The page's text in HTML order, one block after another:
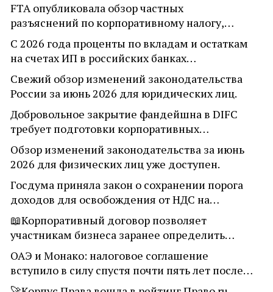
FTA опубликовала обзор частных
разъяснений по корпоративному налогу,…
С 2026 года проценты по вкладам и остаткам
на счетах ИП в российских банках…
Свежий обзор изменений законодательства
России за июнь 2026 для юридических лиц.
Добровольное закрытие фандейшна в DIFC
требует подготовки корпоративных…
Обзор изменений законодательства за июнь
2026 для физических лиц уже доступен.
Госдума приняла закон о сохранении порога
доходов для освобождения от НДС на…
📖Корпоративный договор позволяет
участникам бизнеса заранее определить…
ОАЭ и Монако: налоговое соглашение
вступило в силу спустя почти пять лет после…